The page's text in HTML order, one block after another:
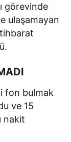
görevinde
ulaşamayan
fon bulmak
ve 15
nakit